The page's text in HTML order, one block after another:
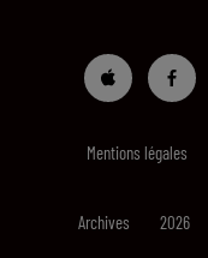
Mentions légales
Archives 2026